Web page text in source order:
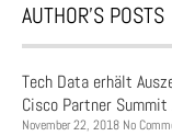
AUTHOR’S POSTS
Tech Data erhält
Cisco Partner
November 22, 2018 No